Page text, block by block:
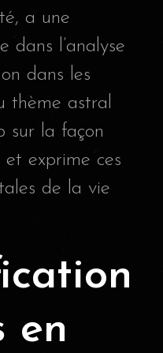
a une
dans l’analyse
dans les
thème astral
sur la façon
exprime ces
de la vie
en